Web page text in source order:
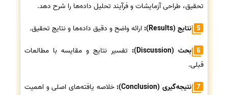
تحقیق، طراحی آزمایشات و فرآیند تحلیل داده‌ها را شرح دهد.
نتایج (Results):
ارائه واضح و دقیق داده‌ها و نتایج تحقیق.
بحث (Discussion):
تفسیر نتایج و مقایسه با مطالعات
قبلی.
نتیجه‌گیری (Conclusion):
خلاصه یافته‌های اصلی و اهمیت